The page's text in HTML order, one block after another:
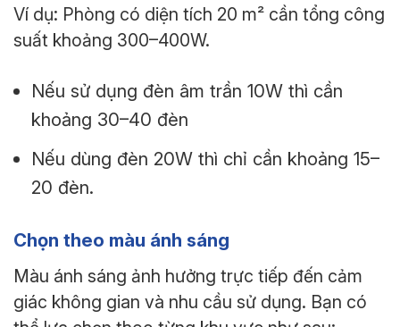
Ví dụ: Phòng có diện tích 20 m² cần tổng công
suất khoảng 300–400W.
Nếu sử dụng đèn âm trần 10W thì cần
khoảng 30–40 đèn
Nếu dùng đèn 20W thì chỉ cần khoảng 15–
20 đèn.
Chọn theo màu ánh sáng
Màu ánh sáng ảnh hưởng trực tiếp đến cảm
giác không gian và nhu cầu sử dụng. Bạn có